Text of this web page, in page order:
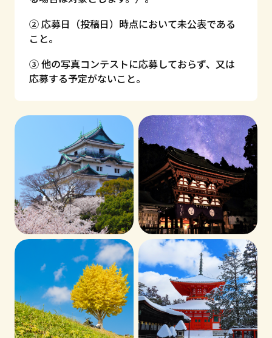
② 応募日（投稿日）時点において未公表である
こと。
③ 他の写真コンテストに応募しておらず、又は
応募する予定がないこと。